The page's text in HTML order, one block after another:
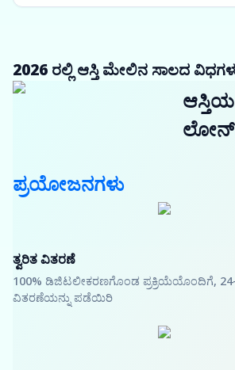
2026 ರಲ್ಲಿ ಆಸ್ತಿ ಮೇಲಿನ ಸಾಲದ
ಲೋನ್
ಪ್ರಯೋಜನಗಳು
ತ್ವರಿತ ವಿತರಣೆ
100% ಡಿಜಿಟಲೀಕರಣಗೊಂಡ ಪ್ರಕ್ರಿಯೆಯೊಂದಿಗೆ,
ವಿತರಣೆಯನ್ನು ಪಡೆಯಿರಿ